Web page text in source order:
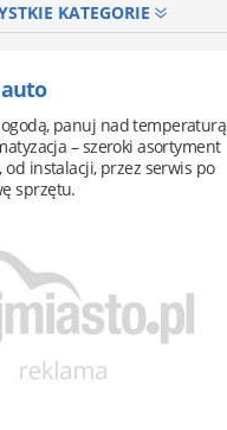
KATEGORIE
panuj nad temperaturą
– szeroki asortyment
od instalacji, przez serwis po
sprzętu.